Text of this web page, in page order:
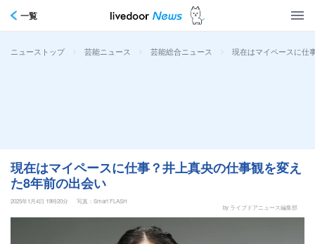
一覧
ニューストップ > 芸能ニュース > 芸能総合ニュース > 現在はマイペースに仕
現在はマイペースに仕事？井上真央の仕事観を変え
た8年前の出会い
2025年1月4日 19時20分
写真：Smart FLASH
by ライブドアニュース編集部